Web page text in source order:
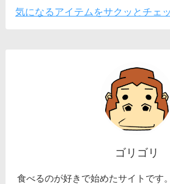
気になるアイテムをサクッとチェ
ゴリゴリ
食べるのが好きで始めたサイトです